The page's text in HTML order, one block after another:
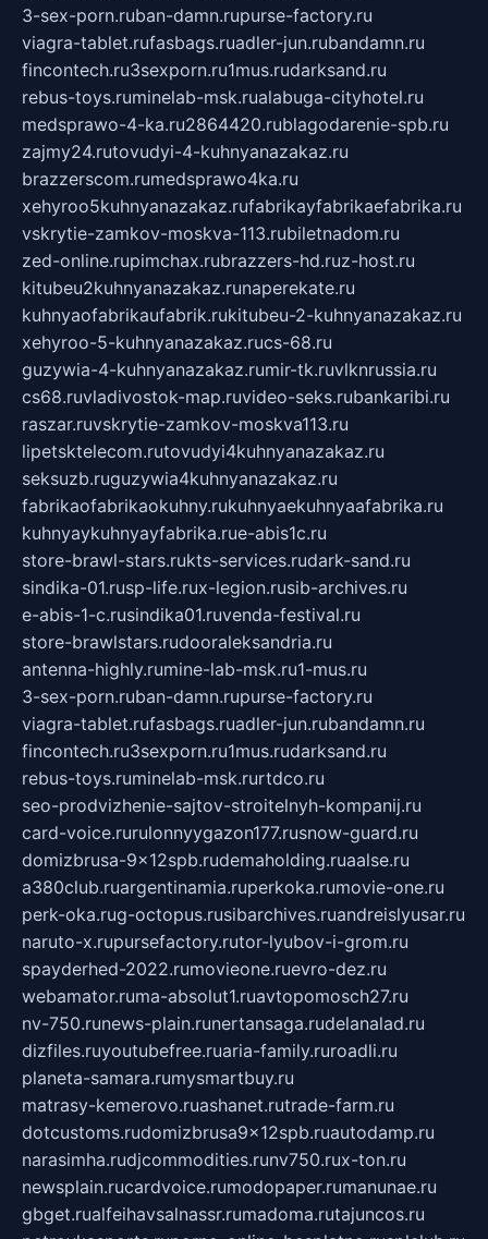
3-sex-porn.ruban-damn.rupurse-factory.ru
viagra-tablet.rufasbags.ruadler-jun.rubandamn.ru
fincontech.ru3sexporn.ru1mus.rudarksand.ru
rebus-toys.ruminelab-msk.rualabuga-cityhotel.ru
medsprawo-4-ka.ru2864420.rublagodarenie-spb.ru
zajmy24.rutovudyi-4-kuhnyanazakaz.ru
brazzerscom.rumedsprawo4ka.ru
xehyroo5kuhnyanazakaz.rufabrikayfabrikaefabrika.ru
vskrytie-zamkov-moskva-113.rubiletnadom.ru
zed-online.rupimchax.rubrazzers-hd.ruz-host.ru
kitubeu2kuhnyanazakaz.runaperekate.ru
kuhnyaofabrikaufabrik.rukitubeu-2-kuhnyanazakaz.ru
xehyroo-5-kuhnyanazakaz.rucs-68.ru
guzywia-4-kuhnyanazakaz.rumir-tk.ruvlknrussia.ru
cs68.ruvladivostok-map.ruvideo-seks.rubankaribi.ru
raszar.ruvskrytie-zamkov-moskva113.ru
lipetsktelecom.rutovudyi4kuhnyanazakaz.ru
seksuzb.ruguzywia4kuhnyanazakaz.ru
fabrikaofabrikaokuhny.rukuhnyaekuhnyaafabrika.ru
kuhnyaykuhnyayfabrika.rue-abis1c.ru
store-brawl-stars.rukts-services.rudark-sand.ru
sindika-01.rusp-life.rux-legion.rusib-archives.ru
e-abis-1-c.rusindika01.ruvenda-festival.ru
store-brawlstars.rudooraleksandria.ru
antenna-highly.rumine-lab-msk.ru1-mus.ru
3-sex-porn.ruban-damn.rupurse-factory.ru
viagra-tablet.rufasbags.ruadler-jun.rubandamn.ru
fincontech.ru3sexporn.ru1mus.rudarksand.ru
rebus-toys.ruminelab-msk.rurtdco.ru
seo-prodvizhenie-sajtov-stroitelnyh-kompanij.ru
card-voice.rurulonnyygazon177.rusnow-guard.ru
domizbrusa-9x12spb.rudemaholding.ruaalse.ru
a380club.ruargentinamia.ruperkoka.rumovie-one.ru
perk-oka.rug-octopus.rusibarchives.ruandreislyusar.ru
naruto-x.rupursefactory.rutor-lyubov-i-grom.ru
spayderhed-2022.rumovieone.ruevro-dez.ru
webamator.ruma-absolut1.ruavtopomosch27.ru
nv-750.runews-plain.runertansaga.rudelanalad.ru
dizfiles.ruyoutubefree.ruaria-family.ruroadli.ru
planeta-samara.rumysmartbuy.ru
matrasy-kemerovo.ruashanet.rutrade-farm.ru
dotcustoms.rudomizbrusa9x12spb.ruautodamp.ru
narasimha.rudjcommodities.runv750.rux-ton.ru
newsplain.rucardvoice.rumodopaper.rumanunae.ru
gbget.rualfeihavsalnassr.rumadoma.rutajuncos.ru